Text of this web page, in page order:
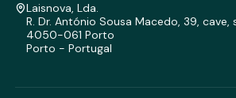
Laisnova, Lda.
R. Dr. António Sousa Macedo, 39,
4050-061 Porto
Porto - Portugal